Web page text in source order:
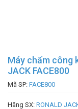
Máy chấm công
JACK FACE800
Mã SP: FACE800
Hãng SX: RONALD